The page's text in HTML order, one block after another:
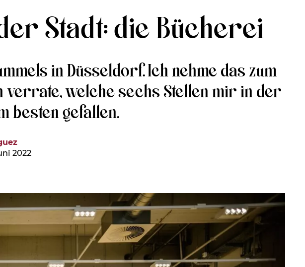
Stadt: die Bücherei
in Düsseldorf. Ich nehme das zum
verrate, welche sechs Stellen mir in der
besten gefallen.
2022